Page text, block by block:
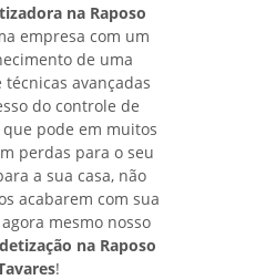
na Raposo
empresa com um
de uma
avançadas
do controle de
que pode em muitos
perdas para o seu
a sua casa, não
acabarem com sua
mesmo nosso
na Raposo
!